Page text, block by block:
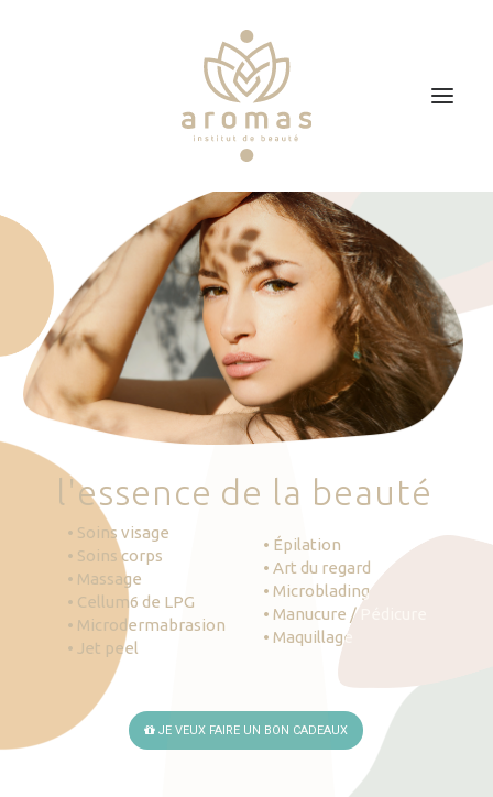
Soins
Je veux faire un bon cadeau
Plan d’accès
Prendre RDV
'essence de la beauté
• Soins visage
• Soins corps
• Massage
• Cellum6 de LPG
• Microdermabrasion
• Jet peel
• Épilation
• Art du regard
• Microblading
• Manucure / Pédicure
• Maquillage
JE VEUX FAIRE UN BON CADEAUX